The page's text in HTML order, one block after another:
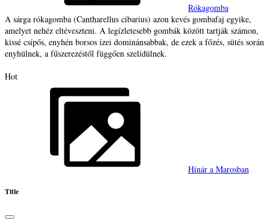
Rókagomba
A sárga rókagomba (Cantharellus cibarius) azon kevés gombafaj egyike,
amelyet nehéz eltéveszteni. A legízletesebb gombák között tartják számon,
kissé csípős, enyhén borsos ízei dominánsabbak, de ezek a főzés, sütés során
enyhülnek, a fűszerezéstől függően szelídülnek.
Hot
Hínár a Marosban
Title